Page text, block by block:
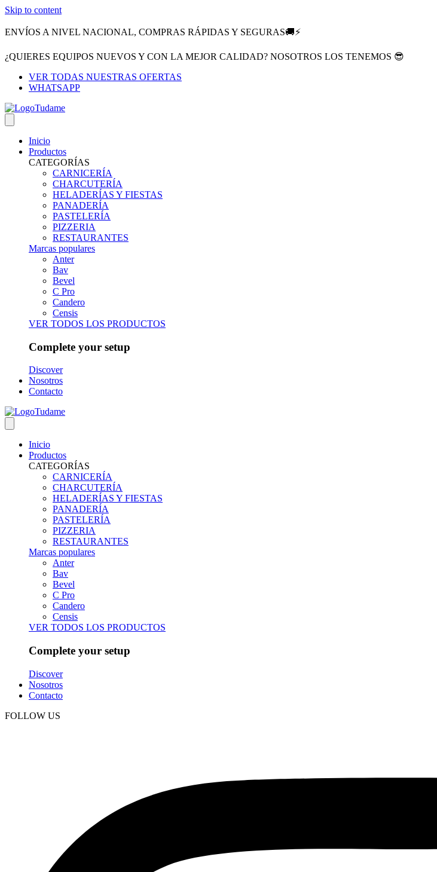
Skip to content
ENVÍOS A NIVEL NACIONAL, COMPRAS RÁPIDAS Y SEGURAS🚚⚡
¿QUIERES EQUIPOS NUEVOS Y CON LA MEJOR CALIDAD? NOSOTROS LOS TENEMOS 😎
VER TODAS NUESTRAS OFERTAS
WHATSAPP
Inicio
Productos
CATEGORÍAS
CARNICERÍA
CHARCUTERÍA
HELADERÍAS Y FIESTAS
PANADERÍA
PASTELERÍA
PIZZERIA
RESTAURANTES
Marcas populares
Anter
Bav
Bevel
C Pro
Candero
Censis
VER TODOS LOS PRODUCTOS
Complete your setup
Discover
Nosotros
Contacto
Inicio
Productos
CATEGORÍAS
CARNICERÍA
CHARCUTERÍA
HELADERÍAS Y FIESTAS
PANADERÍA
PASTELERÍA
PIZZERIA
RESTAURANTES
Marcas populares
Anter
Bav
Bevel
C Pro
Candero
Censis
VER TODOS LOS PRODUCTOS
Complete your setup
Discover
Nosotros
Contacto
FOLLOW US